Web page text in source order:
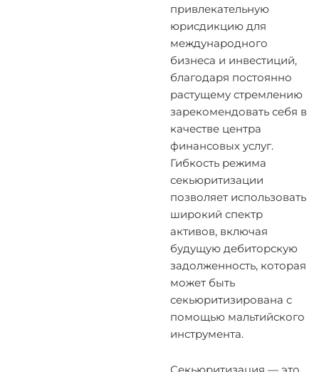
привлекательную
юрисдикцию для
международного
бизнеса и инвестиций,
благодаря постоянно
растущему стремлению
зарекомендовать себя в
качестве центра
финансовых услуг.
Гибкость режима
секьюритизации
позволяет использовать
широкий спектр
активов, включая
будущую дебиторскую
задолженность, которая
может быть
секьюритизирована с
помощью мальтийского
инструмента.